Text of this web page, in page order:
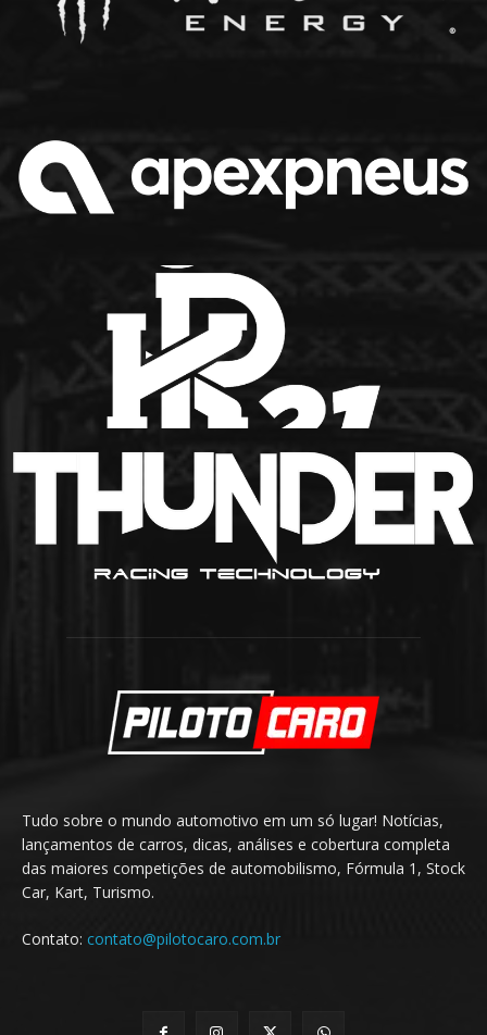
Tudo sobre o mundo automotivo em um só lugar! Notícias,
lançamentos de carros, dicas, análises e cobertura completa
das maiores competições de automobilismo, Fórmula 1, Stock
Car, Kart, Turismo.
Contato: contato@pilotocaro.com.br